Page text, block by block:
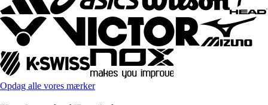
Opdag alle vores mærker